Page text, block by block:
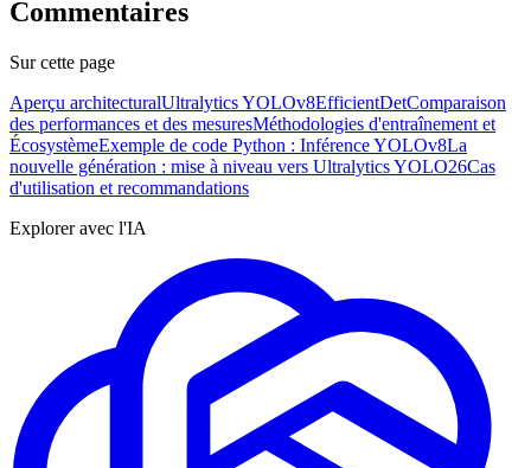
Commentaires
Sur cette page
Aperçu architecturalUltralytics YOLOv8EfficientDetComparaison
des performances et des mesuresMéthodologies d'entraînement et
ÉcosystèmeExemple de code Python : Inférence YOLOv8La
nouvelle génération : mise à niveau vers Ultralytics YOLO26Cas
d'utilisation et recommandations
Explorer avec l'IA